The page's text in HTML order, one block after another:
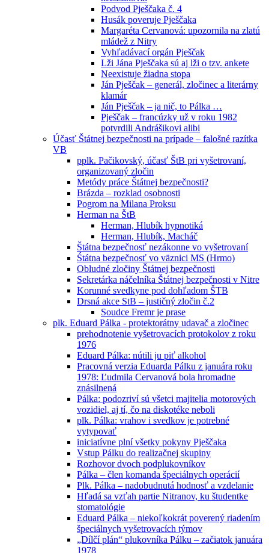
Podvod Pješčaka č. 4
Husák poveruje Pješčaka
Margaréta Cervanová: upozornila na zlatú
mládež z Nitry
Vyhľadávací orgán Pješčak
Lži Jána Pješčaka sú aj lži o tzv. ankete
Neexistuje žiadna stopa
Ján Pješčak – generál, zločinec a literárny
klamár
Ján Pješčak – ja nič, to Pálka …
Pješčak – francúzky už v roku 1982
potvrdili Andrášikovi alibi
Účasť Štátnej bezpečnosti na prípade – falošné razítka
VB
pplk. Pačikovský, účasť ŠtB pri vyšetrovaní,
organizovaný zločin
Metódy práce Štátnej bezpečnosti?
Brázda – rozklad osobnosti
Pogrom na Milana Proksu
Herman na ŠtB
Herman, Hlubík hypnotiká
Herman, Hlubík, Macháč
Štátna bezpečnosť nezákonne vo vyšetrovaní
Śtátna bezpečnosť vo väznici MS (Hrmo)
Obludné zločiny Štátnej bezpečnosti
Sekretárka náčelníka Štátnej bezpečnosti v Nitre
Korunné svedkyne pod dohľadom ŠTB
Drsná akce StB – justičný zločin č.2
Soudce Fremr je prase
plk. Eduard Pálka - protektorátny udavač a zločinec
prehodnotenie vyšetrovacích protokolov z roku
1976
Eduard Pálka: nútili ju piť alkohol
Pracovná verzia Eduarda Pálku z januára roku
1978: Ľudmila Cervanová bola hromadne
znásilnená
Pálka: podozriví sú všetci majitelia motorových
vozidiel, aj tí, čo na diskotéke neboli
plk. Pálka: vrahov i svedkov je potrebné
vytypovať
iniciatívne plní všetky pokyny Pješčaka
Vstup Pálku do realizačnej skupiny
Rozhovor dvoch podplukovníkov
Pálka – člen komanda špeciálnych operácií
Plk. Pálka – nadobudnutá hodnosť a vzdelanie
Hľadá sa vzťah partie Nitranov, ku študentke
stomatológie
Eduard Pálka – niekoľkokrát poverený riadením
špeciálnych vyšetrovacích týmov
„Dílčí plán“ plukovníka Pálku – začiatok januára
1978